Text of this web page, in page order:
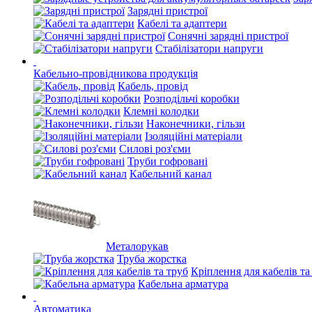
Зарядні пристрої
Кабелі та адаптери
Сонячні зарядні пристрої
Стабілізатори напруги
Кабельно-провідникова продукція
Кабель, провід
Розподільчі коробки
Клемні колодки
Наконечники, гільзи
Ізоляційні матеріали
Силові роз'єми
Труби гофровані
Кабельний канал
Металорукав
Труба жорстка
Кріплення для кабелів
Кабельна арматура
Автоматика